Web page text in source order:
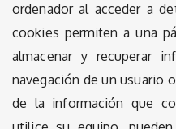
ordenador al acceder a
cookies permiten a una
almacenar y recuperar
navegación de un usuario
de la información que